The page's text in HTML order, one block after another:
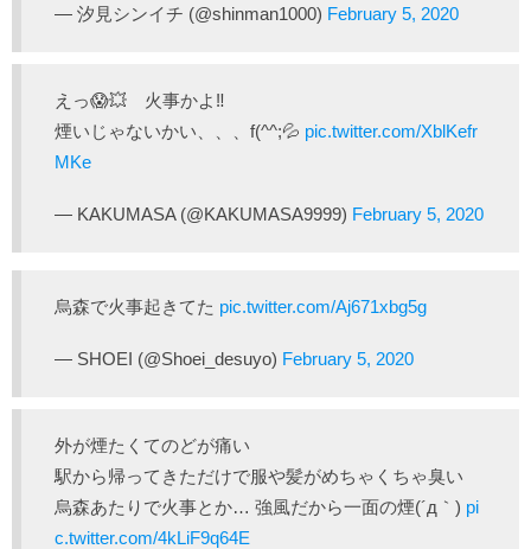
— 汐見シンイチ (@shinman1000) February 5, 2020
えっ😱💥 火事かよ‼️
煙いじゃないかい、、、f(^^;💦 pic.twitter.com/XblKefr
MKe
— KAKUMASA (@KAKUMASA9999) February 5, 2020
烏森で火事起きてた pic.twitter.com/Aj671xbg5g
— SHOEI (@Shoei_desuyo) February 5, 2020
外が煙たくてのどが痛い
駅から帰ってきただけで服や髪がめちゃくちゃ臭い
烏森あたりで火事とか… 強風だから一面の煙(´д｀) pi
c.twitter.com/4kLiF9q64E